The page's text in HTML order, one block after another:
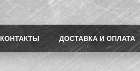
КОНТАКТЫ ДОСТАВКА И ОПЛАТА